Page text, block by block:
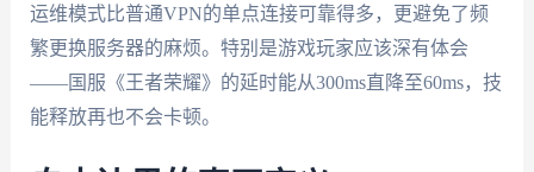
运维模式比普通VPN的单点连接可靠得多，更避免了频
繁更换服务器的麻烦。特别是游戏玩家应该深有体会
——国服《王者荣耀》的延时能从300ms直降至60ms，技
能释放再也不会卡顿。